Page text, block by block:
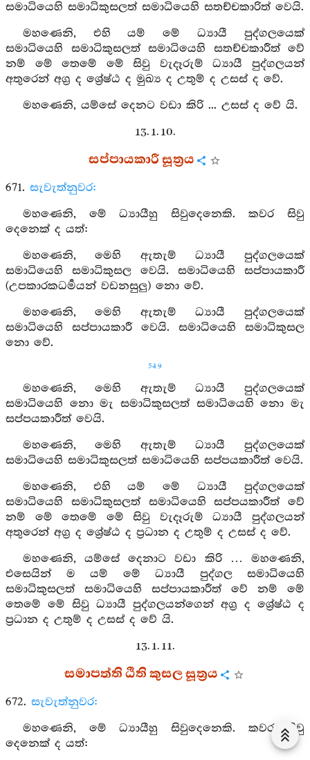
සමාධියෙහි සමාධිකුසලත් සමාධියෙහි සතච්චකාරිත් වෙයි.
මහණෙනි, එහි යම් මේ ධ්‍යායී පුද්ගලයෙක්
සමාධියෙහි සමාධිකුසලත් සමාධියෙහි සතච්චකාරීත් වේ
නම් මේ තෙමේ මේ සිවු වැදෑරුම් ධ්‍යායී පුද්ගලයන්
අතුරෙන් අග්‍ර ද ශ්‍රේෂ්ඨ ද මුඛ්‍ය ද උතුම් ද උසස් ද වේ.
මහණෙනි, යම්සේ දෙනට වඩා කිරි ... උසස් ද වේ යි.
13. 1. 10.
සප්පායකාරී සූත්‍රය
671. සැවැත්නුවර:
මහණෙනි, මේ ධ්‍යායීහු සිවුදෙනෙකි. කවර සිවු
දෙනෙක් ද යත්:
මහණෙනි, මෙහි ඇතැම් ධ්‍යායී පුද්ගලයෙක්
සමාධියෙහි සමාධිකුසල වෙයි. සමාධියෙහි සප්පායකාරී
(උපකාරකධර්‍මයන් වඩනසුලු) නො වේ.
මහණෙනි, මෙහි ඇතැම් ධ්‍යායී පුද්ගලයෙක්
සමාධියෙහි සප්පායකාරී වෙයි. සමාධියෙහි සමාධිකුසල
නො වේ.
549
මහණෙනි, මෙහි ඇතැම් ධ්‍යායී පුද්ගලයෙක්
සමාධියෙහි නො මැ සමාධිකුසලත් සමාධියෙහි නො මැ
සප්පයකාරීත් වෙයි.
මහණෙනි, මෙහි ඇතැම් ධ්‍යායී පුද්ගලයෙක්
සමාධියෙහි සමාධිකුසලත් සමාධියෙහි සප්පයකාරීත් වෙයි.
මහණෙනි, එහි යම් මේ ධ්‍යායී පුද්ගලයෙක්
සමාධියෙහි සමාධිකුසලත් සමාධියෙහි සප්පයකාරීත් වේ
නම් මේ තෙමේ මේ සිවු වැදෑරුම් ධ්‍යායී පුද්ගලයන්
අතුරෙන් අග්‍ර ද ශ්‍රේෂ්ඨ ද ප්‍රධාන ද උතුම් ද උසස් ද වේ.
මහණෙනි, යම්සේ දෙනාට වඩා කිරි … මහණෙනි,
එසෙයින් ම යම් මේ ධ්‍යායී පුද්ගල සමාධියෙහි
සමාධිකුසලත් සමාධියෙහි සප්පායකාරීත් වේ නම් මේ
තෙමේ මේ සිවු ධ්‍යායී පුද්ගලයන්ගෙන් අග්‍ර ද ශ්‍රේෂ්ඨ ද
ප්‍රධාන ද උතුම් ද උසස් ද වේ යි.
13. 1. 11.
සමාපත්ති ඨිති කුසල සූත්‍රය
672. සැවැත්නුවර:
මහණෙනි, මේ ධ්‍යායීහු සිවුදෙනෙකි. කවර සිවු
දෙනෙක් ද යත්: